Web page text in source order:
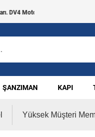
Motor, DV5 Motor, DV6
ŞANZIMAN KAPI
Yüksek Müşteri